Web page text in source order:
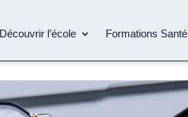
Découvrir l’école Formations Santé